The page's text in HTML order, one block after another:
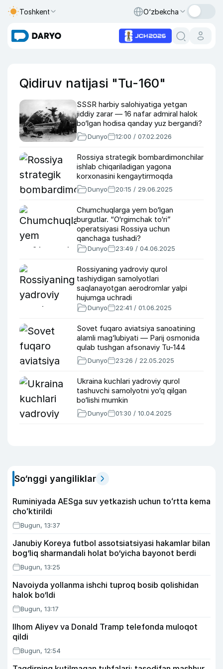
Toshkent O‘zbekcha
Qidiruv natijasi "Tu-160"
SSSR harbiy salohiyatiga yetgan
jiddiy zarar — 16 nafar admiral halok
bo‘lgan hodisa qanday yuz bergandi?
Dunyo 12:00 / 07.02.2026
Rossiya strategik bombardimonchilar
ishlab chiqariladigan yagona
korxonasini kengaytirmoqda
Dunyo 20:15 / 29.06.2025
Chumchuqlarga yem bo‘lgan
burgutlar. “O‘rgimchak to‘ri”
operatsiyasi Rossiya uchun
qanchaga tushadi?
Dunyo 23:49 / 04.06.2025
Rossiyaning yadroviy qurol
tashiydigan samolyotlari
saqlanayotgan aerodromlar yalpi
hujumga uchradi
Dunyo 22:41 / 01.06.2025
Sovet fuqaro aviatsiya sanoatining
alamli mag‘lubiyati — Parij osmonida
qulab tushgan afsonaviy Tu-144
Dunyo 23:26 / 22.05.2025
Ukraina kuchlari yadroviy qurol
tashuvchi samolyotni yo‘q qilgan
bo‘lishi mumkin
Dunyo 01:30 / 10.04.2025
So‘nggi yangiliklar
Ruminiyada AESga suv yetkazish uchun toʻrtta kema
choʻktirildi
Bugun, 13:37
Janubiy Koreya futbol assotsiatsiyasi hakamlar bilan
bog‘liq sharmandali holat bo‘yicha bayonot berdi
Bugun, 13:25
Navoiyda yollanma ishchi tuproq bosib qolishidan
halok bo‘ldi
Bugun, 13:17
Ilhom Aliyev va Donald Tramp telefonda muloqot
qildi
Bugun, 12:54